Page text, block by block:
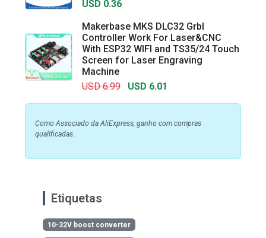
USD 0.36
Makerbase MKS DLC32 Grbl
Controller Work For Laser&CNC
With ESP32 WIFI and TS35/24 Touch
Screen for Laser Engraving
Machine
USD 6.99
USD 6.01
Como Associado da AliExpress, ganho com compras
qualificadas.
Etiquetas
10-32V boost converter